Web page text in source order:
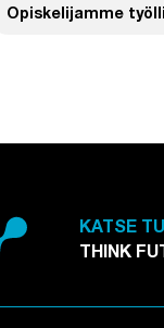
Opiskelijamme
KATSE
THINK